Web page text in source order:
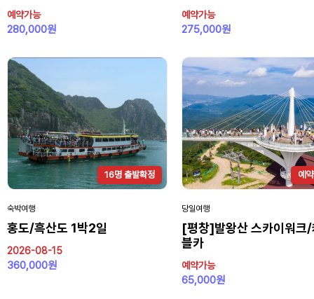
예약가능
280,000원
예약가능
275,000원
16명 출발확정
숙박여행
홍도/흑산도 1박2일
2026-08-15
360,000원
예
당일여행
[평창]발왕산 스카이워크/
블카
예약가능
65,000원